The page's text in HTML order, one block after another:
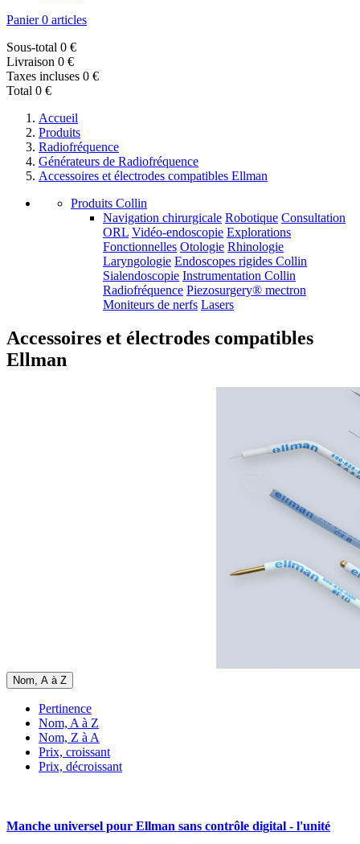
Panier 0 articles
Sous-total 0 €
Livraison 0 €
Taxes incluses 0 €
Total 0 €
Accueil
Produits
Radiofréquence
Générateurs de Radiofréquence
Accessoires et électrodes compatibles Ellman
Produits Collin
Navigation chirurgicale Robotique Consultation
ORL Vidéo-endoscopie Explorations
Fonctionnelles Otologie Rhinologie
Laryngologie Endoscopes rigides Collin
Sialendoscopie Instrumentation Collin
Radiofréquence Piezosurgery® mectron
Moniteurs de nerfs Lasers
Accessoires et électrodes compatibles
Ellman
Nom, A à Z
Pertinence
Nom, A à Z
Nom, Z à A
Prix, croissant
Prix, décroissant
Manche universel pour Ellman sans contrôle digital - l'unité